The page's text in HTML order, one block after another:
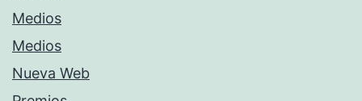
Medios
Medios
Nueva Web